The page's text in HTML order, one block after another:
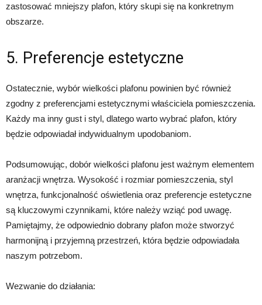
zastosować mniejszy plafon, który skupi się na konkretnym
obszarze.
5. Preferencje estetyczne
Ostatecznie, wybór wielkości plafonu powinien być również
zgodny z preferencjami estetycznymi właściciela pomieszczenia.
Każdy ma inny gust i styl, dlatego warto wybrać plafon, który
będzie odpowiadał indywidualnym upodobaniom.
Podsumowując, dobór wielkości plafonu jest ważnym elementem
aranżacji wnętrza. Wysokość i rozmiar pomieszczenia, styl
wnętrza, funkcjonalność oświetlenia oraz preferencje estetyczne
są kluczowymi czynnikami, które należy wziąć pod uwagę.
Pamiętajmy, że odpowiednio dobrany plafon może stworzyć
harmonijną i przyjemną przestrzeń, która będzie odpowiadała
naszym potrzebom.
Wezwanie do działania: